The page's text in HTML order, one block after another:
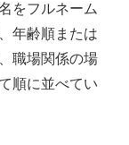
をフルネーム
年齢順または
職場関係の場
順に並べてい